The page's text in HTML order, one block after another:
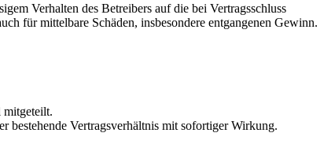
Verhalten des Betreibers auf die bei Vertragsschluss
für mittelbare Schäden, insbesondere entgangenen Gewinn.
mitgeteilt.
bestehende Vertragsverhältnis mit sofortiger Wirkung.